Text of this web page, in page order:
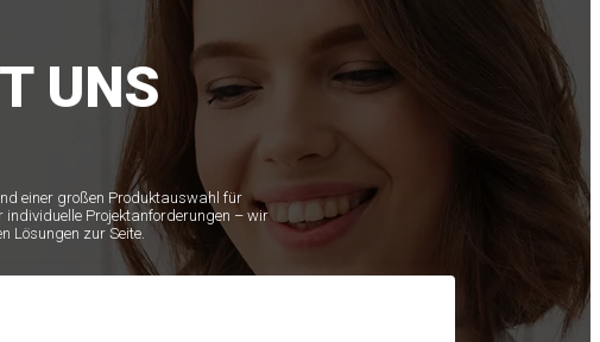
UNS
einer großen Produktauswahl für
Projektanforderungen – wir
Lösungen zur Seite.